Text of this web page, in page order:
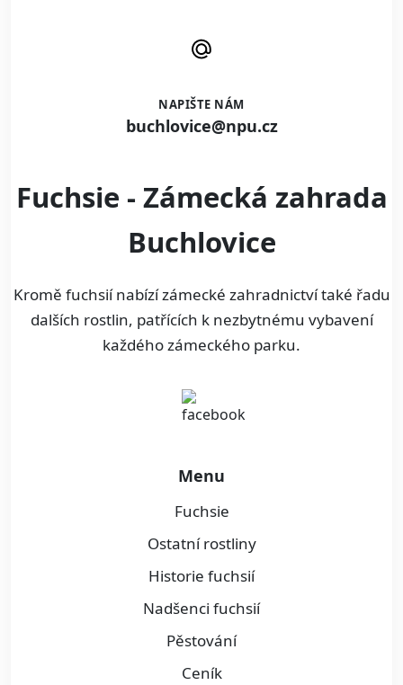
NAPIŠTE NÁM
buchlovice@npu.cz
Fuchsie - Zámecká zahrada
Buchlovice
Kromě fuchsií nabízí zámecké zahradnictví také řadu
dalších rostlin, patřících k nezbytnému vybavení
každého zámeckého parku.
Menu
Fuchsie
Ostatní rostliny
Historie fuchsií
Nadšenci fuchsií
Pěstování
Ceník